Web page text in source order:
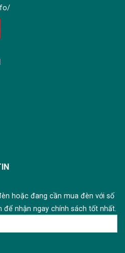
hoặc đang cần mua đèn với số
để nhận ngay chính sách tốt nhất.